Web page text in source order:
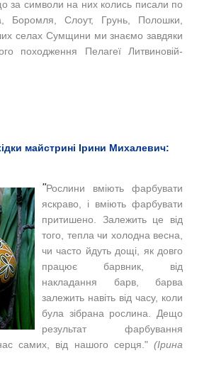
за символи на них колись писали по
Боромля, Слоут, Грунь, Полошки,
селах Сумщини ми знаємо завдяки
походження Пелагеї Литвиновій-
майстрині Ірини Михалевич:
"Рослини вміють фарбувати
яскраво, і вміють фарбувати
притишено. Залежить це від
того, тепла чи холодна весна,
чи часто йдуть дощі, як довго
працює барвник, від
накладання барв, барва
залежить навіть від часу, коли
була зібрана рослина. Дещо
результат фарбування
самих, від нашого серця." (Ірина